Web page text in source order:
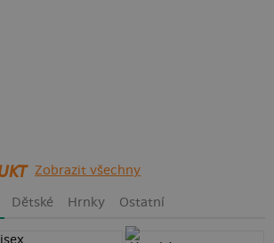
Zobrazit všechny
Dětské Hrnky Ostatní